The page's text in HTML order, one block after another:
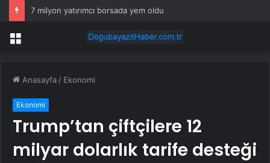
7 milyon yatırımcı borsada yem oldu
Menü
Anasayfa / Ekonomi
Ekonomi
Trump’tan çiftçilere 12
milyar dolarlık tarife desteği